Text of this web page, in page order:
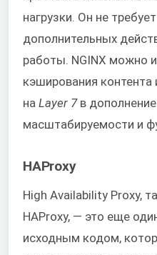
нагрузки. Он не
дополнительных
работы. NGINX можно
кэширования контента
на Layer 7в
масштабируемости и
HAProxy
High Availability Proxy,
HAProxy, — это еще
исходным кодом,